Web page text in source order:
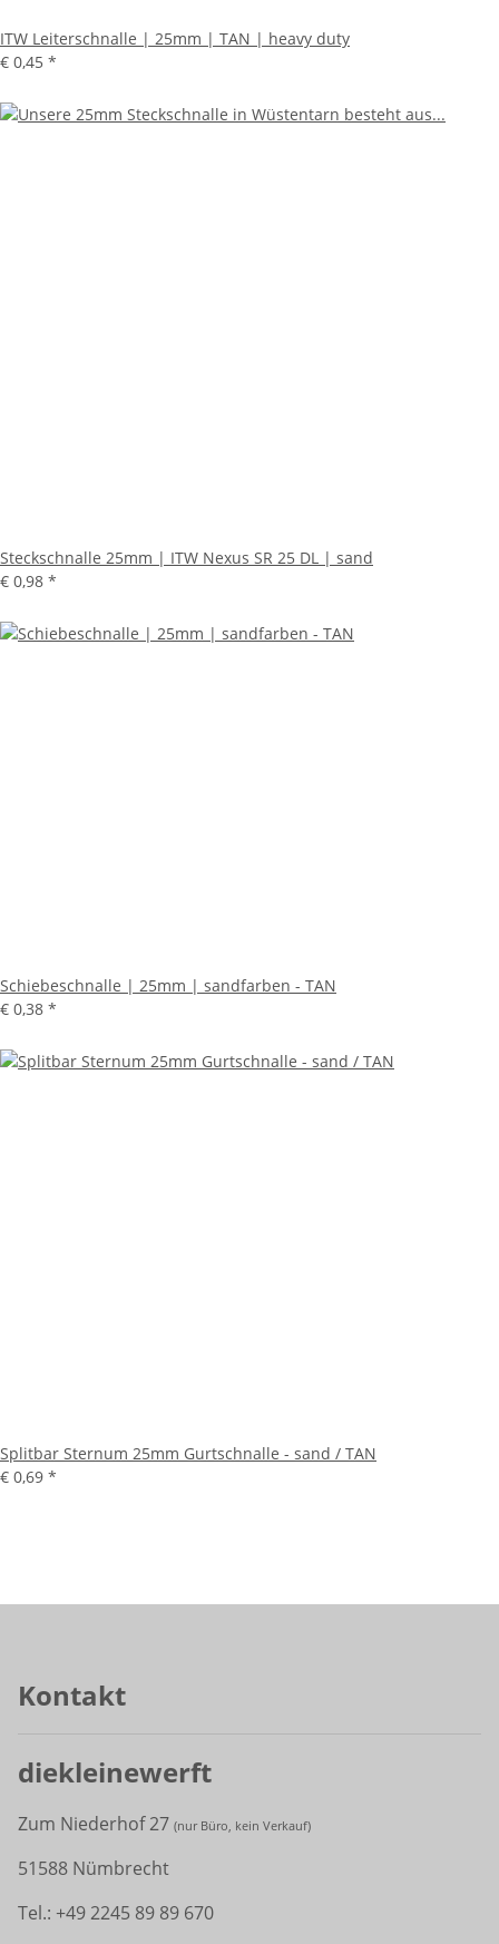
ITW Leiterschnalle | 25mm | TAN | heavy duty
€ 0,45 *
Steckschnalle 25mm | ITW Nexus SR 25 DL | sand
€ 0,98 *
Schiebeschnalle | 25mm | sandfarben - TAN
€ 0,38 *
Splitbar Sternum 25mm Gurtschnalle - sand / TAN
€ 0,69 *
Kontakt
diekleinewerft
Zum Niederhof 27 (nur Büro, kein Verkauf)
51588 Nümbrecht
Tel.: +49 2245 89 89 670